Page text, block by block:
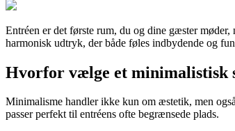
Entréen er det første rum, du og dine gæster
harmonisk udtryk, der både føles indbydende og
Hvorfor vælge et minimalistisk
Minimalisme handler ikke kun om æstetik, men
passer perfekt til entréens ofte begrænsede plads.